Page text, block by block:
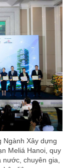
Ngành Xây dựng
Meliá Hanoi, quy
chuyên gia,